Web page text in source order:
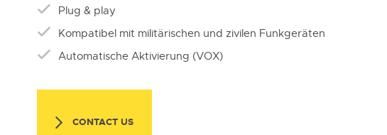
Plug & play
Kompatibel mit militärischen und zivilen Funkgeräten
Automatische Aktivierung (VOX)
CONTACT US